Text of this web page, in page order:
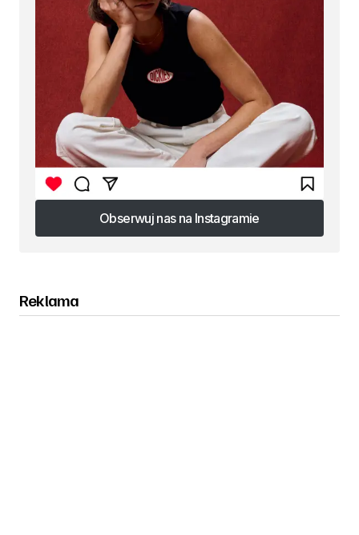
Obserwuj nas na Instagramie
Obserwuj nas na Instagramie
Reklama